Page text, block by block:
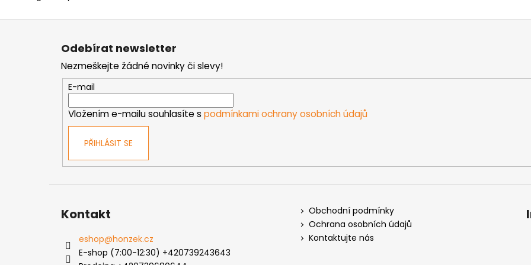
Z
Odebírat newsletter
Nezmeškejte žádné novinky či slevy!
E-mail
Vložením e-mailu souhlasíte s podmínkami ochrany osobních údajů
PŘIHLÁSIT SE
Kontakt
eshop@honzek.cz
E-shop (7:00-12:30) +420739243643
Obchodní podmínky
Ochrana osobních údajů
Kontaktujte nás